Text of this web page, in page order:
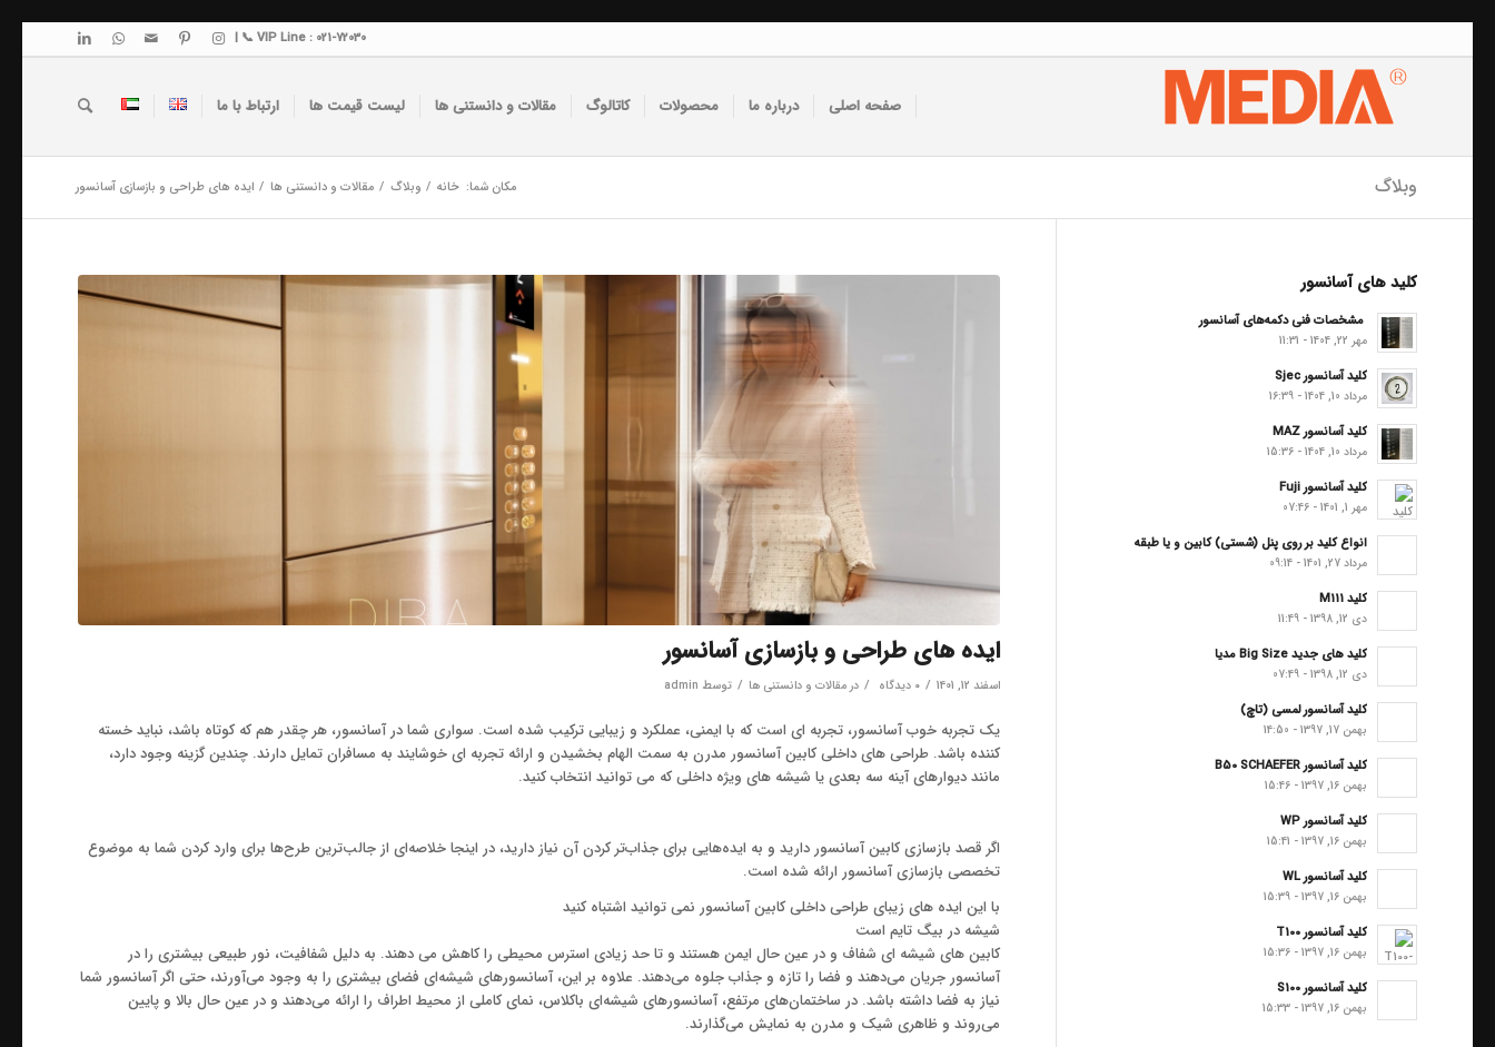
VIP Line : 021-72030 📞 |
صفحه اصلی درباره ما محصولات کاتالوگ مقالات و دانستنی ها لیست قیمت ها ارتباط با ما
وبلاگ مکان شما: خانه / وبلاگ / مقالات و دانستنی ها / ایده های طراحی و بازسازی آسانسور
ایده های طراحی و بازسازی آسانسور
اسفند 12, 1401 / ۰ دیدگاه / درمقالات و دانستنی ها / توسط admin
یک تجربه خوب آسانسور، تجربه ای است که با ایمنی، عملکرد و زیبایی ترکیب شده است. سواری شما در آسانسور، هر چقدر هم که کوتاه باشد، نباید خسته
کننده باشد. طراحی های داخلی کابین آسانسور مدرن به سمت الهام بخشیدن و ارائه تجربه ای خوشایند به مسافران تمایل دارند. چندین گزینه وجود دارد،
مانند دیوارهای آینه سه بعدی یا شیشه های ویژه داخلی که می توانید انتخاب کنید.
اگر قصد بازسازی کابین آسانسور دارید و به ایده‌هایی برای جذاب‌تر کردن آن نیاز دارید، در اینجا خلاصه‌ای از جالب‌ترین طرح‌ها برای وارد کردن شما به موضوع
تخصصی بازسازی آسانسور ارائه شده است.
با این ایده های زیبای طراحی داخلی کابین آسانسور نمی توانید اشتباه کنید
شیشه در بیگ تایم است
کابین های شیشه ای شفاف و در عین حال ایمن هستند و تا حد زیادی استرس محیطی را کاهش می دهند. به دلیل شفافیت، نور طبیعی بیشتری را در
آسانسور جریان می‌دهند و فضا را تازه و جذاب جلوه می‌دهند. علاوه بر این، آسانسورهای شیشه‌ای فضای بیشتری را به وجود می‌آورند، حتی اگر آسانسور شما
نیاز به فضا داشته باشد. در ساختمان‌های مرتفع، آسانسورهای شیشه‌ای باکلاس، نمای کاملی از محیط اطراف را ارائه می‌دهند و در عین حال بالا و پایین
می‌روند و ظاهری شیک و مدرن به نمایش می‌گذارند.
کلید های آسانسور
مشخصات فنی دکمه‌های آسانسور
مهر 22, 1404 - 11:31
کلید آسانسور Sjec
مرداد 10, 1404 - 16:39
کلید آسانسور MAZ
مرداد 10, 1404 - 15:36
کلید آسانسور Fuji
مهر 1, 1401 - 07:46
انواع کلید بر روی پنل (شستی) کابین و یا طبقه
مرداد 27, 1401 - 09:14
کلید M111
دی 12, 1398 - 11:49
کلید های جدید Big Size مدیا
دی 12, 1398 - 07:49
کلید آسانسور لمسی (تاچ)
بهمن 17, 1397 - 14:50
کلید آسانسور B50 SCHAEFER
بهمن 16, 1397 - 15:46
کلید آسانسور WP
بهمن 16, 1397 - 15:41
کلید آسانسور WL
بهمن 16, 1397 - 15:39
کلید آسانسور T100
بهمن 16, 1397 - 15:36
کلید آسانسور S100
بهمن 16, 1397 - 15:33